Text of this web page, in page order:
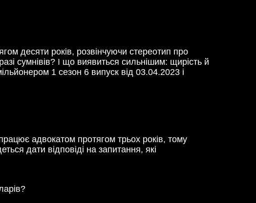
десяти років, розвінчуючи стереотип про
сумнівів? І що виявиться сильнішим: щирість й
1 сезон 6 випуск від 03.04.2023 і
адвокатом протягом трьох років, тому
дати відповіді на запитання, які